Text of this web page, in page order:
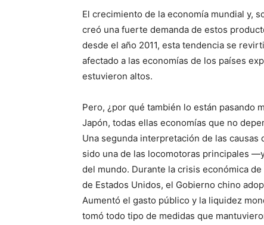
El crecimiento de la economía mundial y,
creó una fuerte demanda de estos
desde el año 2011, esta tendencia se
afectado a las economías de los países
estuvieron altos.
Pero, ¿por qué también lo están pasando
Japón, todas ellas economías que no
Una segunda interpretación de las
sido una de las locomotoras principales
del mundo. Durante la crisis económica
de Estados Unidos, el Gobierno chino
Aumentó el gasto público y la liquidez
tomó todo tipo de medidas que